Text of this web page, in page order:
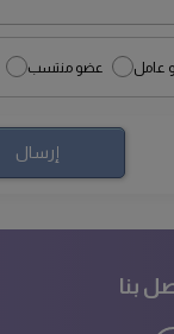
عامل عضو منتسب
بنا